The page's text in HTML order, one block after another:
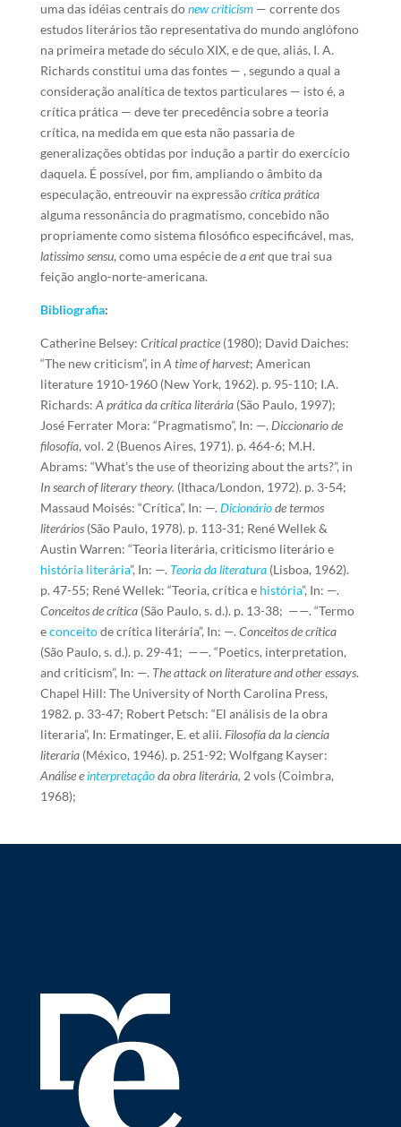
uma das idéias centrais donew criticism— corrente dos
estudos literários tão representativa do mundo anglófono
na primeira metade do século XIX, e de que, aliás, I. A.
Richards constitui uma das fontes — , segundo a qual a
consideração analítica de textos particulares — isto é, a
crítica prática — deve ter precedência sobre a teoria
crítica, na medida em que esta não passaria de
generalizações obtidas por indução a partir do exercício
daquela. É possível, por fim, ampliando o âmbito da
especulação, entreouvir na expressãocrítica prática
alguma ressonância do pragmatismo, concebido não
propriamente como sistema filosófico especificável, mas,
latissimo sensu, como uma espécie dea entque trai sua
feição anglo-norte-americana.
Bibliografia:
Catherine Belsey: Critical practice(1980); David Daiches:
“The new criticism”, in A time of harvest; American
literature 1910-1960 (New York, 1962). p. 95-110; I.A.
Richards: A prática da crítica literária(São Paulo, 1997);
José Ferrater Mora: “Pragmatismo”, In: —. Diccionario de
filosofía, vol. 2 (Buenos Aires, 1971). p. 464-6; M.H.
Abrams: “What’s the use of theorizing about the arts?”, in
In search of literary theory. (Ithaca/London, 1972). p. 3-54;
Massaud Moisés: “Crítica”, In: —. Dicionáriode termos
literários(São Paulo, 1978). p. 113-31; René Wellek &
Austin Warren: “Teoria literária, criticismo literário e
história literária”, In: —. Teoria da literatura(Lisboa, 1962).
p. 47-55; René Wellek: “Teoria, crítica e história”, In: —.
Conceitos de crítica(São Paulo, s. d.). p. 13-38; ——. “Termo
econceitode crítica literária”, In: —. Conceitos de crítica
(São Paulo, s. d.). p. 29-41; ——. “Poetics, interpretation,
and criticism”, In: —. The attack on literature and other essays.
Chapel Hill: The University of North Carolina Press,
1982. p. 33-47; Robert Petsch: “El análisis de la obra
literaria”, In: Ermatinger, E. et alii. Filosofía da la ciencia
literaria(México, 1946). p. 251-92; Wolfgang Kayser:
Análise einterpretaçãoda obra literária, 2 vols (Coimbra,
1968);